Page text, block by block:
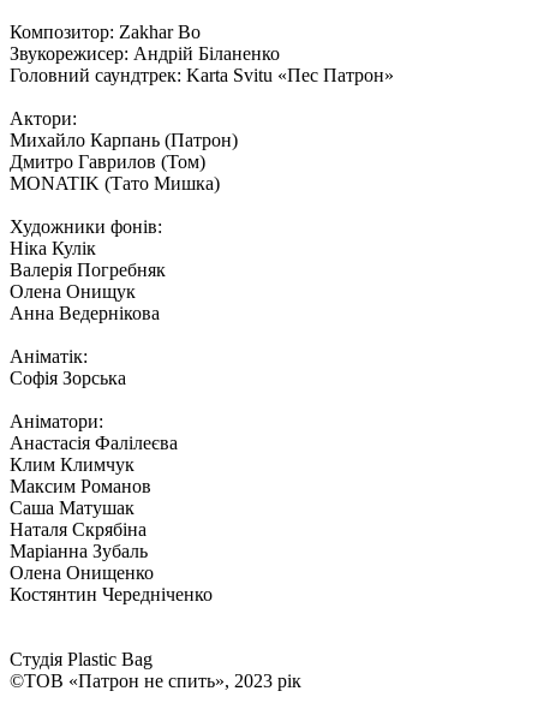
Композитор: Zakhar Bo
Звукорежисер: Андрій Біланенко
Головний саундтрек: Karta Svitu «Пес Патрон»
Актори:
Михайло Карпань (Патрон)
Дмитро Гаврилов (Том)
MONATIK (Тато Мишка)
Художники фонів:
Ніка Кулік
Валерія Погребняк
Олена Онищук
Анна Ведернікова
Аніматік:
Софія Зорська
Аніматори:
Анастасія Фалілеєва
Клим Климчук
Максим Романов
Саша Матушак
Наталя Скрябіна
Маріанна Зубаль
Олена Онищенко
Костянтин Чередніченко
Студія Plastic Bag
©ТОВ «Патрон не спить», 2023 рік